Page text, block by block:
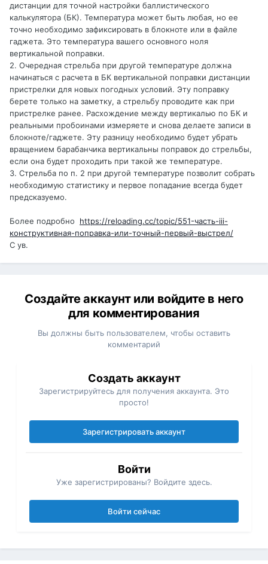
дистанции для точной настройки баллистического
калькулятора (БК). Температура может быть любая, но ее
точно необходимо зафиксировать в блокноте или в файле
гаджета. Это температура вашего основного ноля
вертикальной поправки.
2. Очередная стрельба при другой температуре должна
начинаться с расчета в БК вертикальной поправки дистанции
пристрелки для новых погодных условий. Эту поправку
берете только на заметку, а стрельбу проводите как при
пристрелке ранее. Расхождение между вертикалью по БК и
реальными пробоинами измеряете и снова делаете записи в
блокноте/гаджете. Эту разницу необходимо будет убрать
вращением барабанчика вертикальны поправок до стрельбы,
если она будет проходить при такой же температуре.
3. Стрельба по п. 2 при другой температуре позволит собрать
необходимую статистику и первое попадание всегда будет
предсказуемо.
Более подробно https://reloading.cc/topic/551-часть-iii-
конструктивная-поправка-или-точный-первый-выстрел/
С ув.
Создайте аккаунт или войдите в него
для комментирования
Вы должны быть пользователем, чтобы оставить
комментарий
Создать аккаунт
Зарегистрируйтесь для получения аккаунта. Это
просто!
Зарегистрировать аккаунт
Войти
Уже зарегистрированы? Войдите здесь.
Войти сейчас